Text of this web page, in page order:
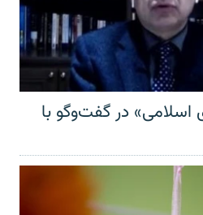
اسلامی» در گفت‌وگو با